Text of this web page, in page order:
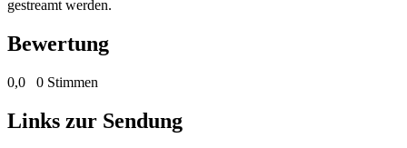
gestreamt werden.
Bewertung
0,0 0 Stimmen
Links zur Sendung